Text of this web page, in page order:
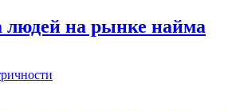
людей на рынке найма